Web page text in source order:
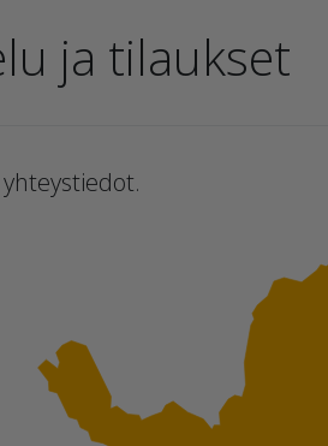
ja tilaukset